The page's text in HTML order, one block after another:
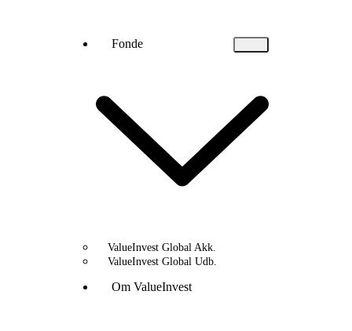
Fonde
ValueInvest Global Akk.
ValueInvest Global Udb.
Om ValueInvest